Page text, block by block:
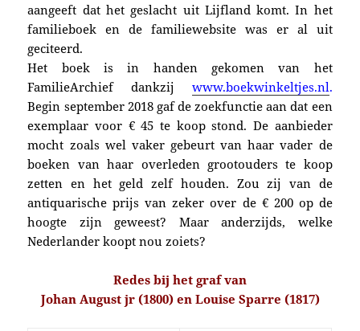
aangeeft dat het geslacht uit Lijfland komt. In het
familieboek en de familiewebsite was er al uit
geciteerd.
Het boek is in handen gekomen van het
FamilieArchief dankzij www.boekwinkeltjes.nl.
Begin september 2018 gaf de zoekfunctie aan dat een
exemplaar voor € 45 te koop stond. De aanbieder
mocht zoals wel vaker gebeurt van haar vader de
boeken van haar overleden grootouders te koop
zetten en het geld zelf houden. Zou zij van de
antiquarische prijs van zeker over de € 200 op de
hoogte zijn geweest? Maar anderzijds, welke
Nederlander koopt nou zoiets?
Redes bij het graf van
Johan August jr (1800) en Louise Sparre (1817)